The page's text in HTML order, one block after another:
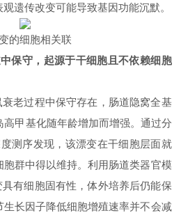
遗传改变可能导致基因功能沉默。
的细胞相关联
保守，起源于干细胞且不依赖细胞
老过程中保守存在，肠道隐窝全基
高甲基化随年龄增加而增强。通过分
测序发现，该漂变在干细胞层面就
群中得以维持。利用肠道类器官模
具有细胞固有性，体外培养后仍能保
生长因子降低细胞增殖速率并不会减